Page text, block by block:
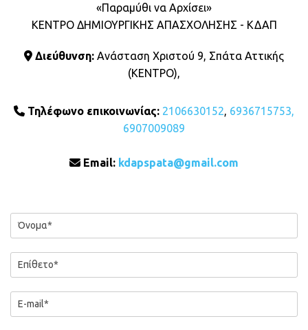
«Παραμύθι να Αρχίσει»
ΚΕΝΤΡΟ ΔΗΜΙΟΥΡΓΙΚΗΣ ΑΠΑΣΧΟΛΗΣΗΣ - ΚΔΑΠ
 Διεύθυνση: Ανάσταση Χριστού 9, Σπάτα Αττικής
(ΚΕΝΤΡΟ),
 Τηλέφωνο επικοινωνίας: 2106630152, 6936715753,
6907009089
 Email: kdapspata@gmail.com